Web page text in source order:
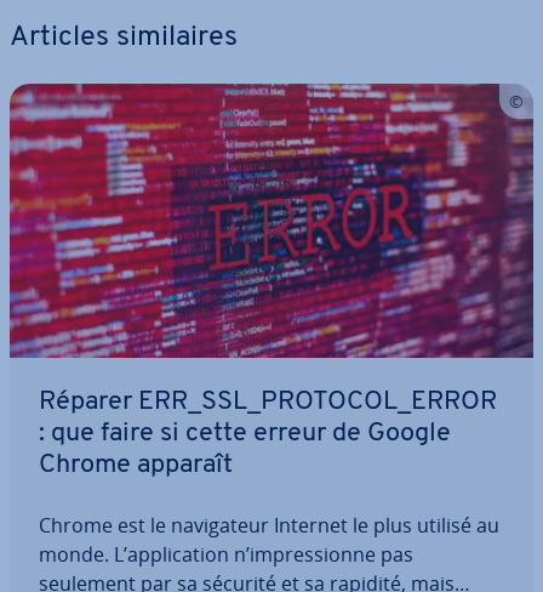
Articles si­mi­laires
Réparer ERR_SSL_PROTOCOL_ERROR
: que faire si cette erreur de Google
Chrome apparaît
Chrome est le na­vi­ga­teur Internet le plus utilisé au
monde. L’ap­pli­ca­tion n’im­pres­sionne pas
seulement par sa sécurité et sa rapidité, mais